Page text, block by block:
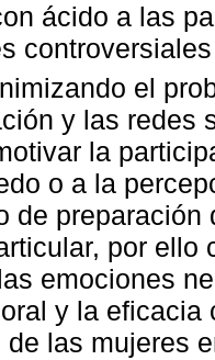
ácido a las
el
y las redes
la
o a la
de
por ello
emociones
y la
las mujeres